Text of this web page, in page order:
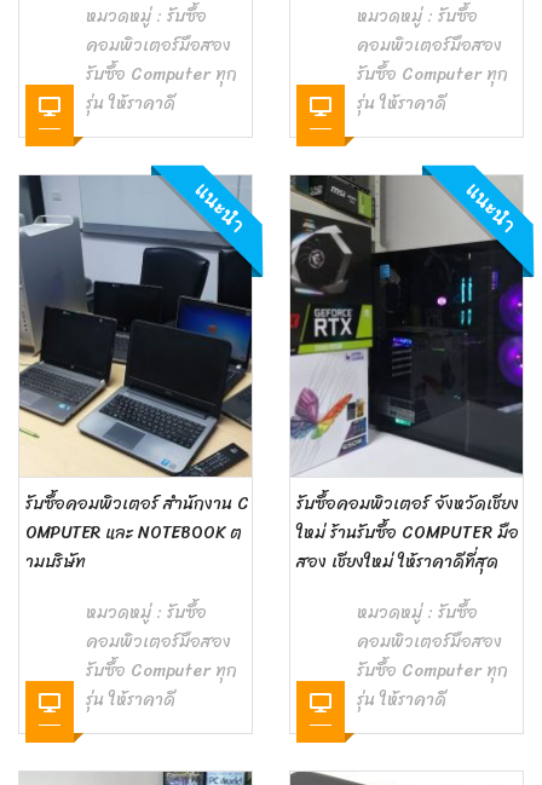
หมวดหมู่ : รับซื้อ
คอมพิวเตอร์มือสอง
รับซื้อ Computer ทุก
รุ่น ให้ราคาดี
หมวดหมู่ : รับซื้อ
คอมพิวเตอร์มือสอง
รับซื้อ Computer ทุก
รุ่น ให้ราคาดี
แนะนำ
รับซื้อคอมพิวเตอร์ สำนักงาน C
OMPUTER และ NOTEBOOK ต
ามบริษัท
หมวดหมู่ : รับซื้อ
คอมพิวเตอร์มือสอง
รับซื้อ Computer ทุก
รุ่น ให้ราคาดี
แนะนำ
รับซื้อคอมพิวเตอร์ จังหวัดเชียง
ใหม่ ร้านรับซื้อ COMPUTER มือ
สอง เชียงใหม่ ให้ราคาดีที่สุด
หมวดหมู่ : รับซื้อ
คอมพิวเตอร์มือสอง
รับซื้อ Computer ทุก
รุ่น ให้ราคาดี